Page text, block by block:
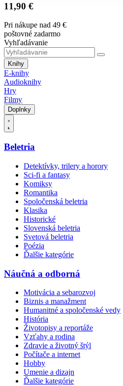
11,90 €
Pri nákupe nad 49 €
poštovné zadarmo
Vyhľadávanie
Knihy
E-knihy
Audioknihy
Hry
Filmy
Doplnky
Beletria
Detektívky, trilery a horory
Sci-fi a fantasy
Komiksy
Romantika
Spoločenská beletria
Klasika
Historické
Slovenská beletria
Svetová beletria
Poézia
Ďalšie kategórie
Náučná a odborná
Motivácia a sebarozvoj
Biznis a manažment
Humanitné a spoločenské vedy
História
Životopisy a reportáže
Vzťahy a rodina
Zdravie a životný štýl
Počítače a internet
Hobby
Umenie a dizajn
Ďalšie kategórie